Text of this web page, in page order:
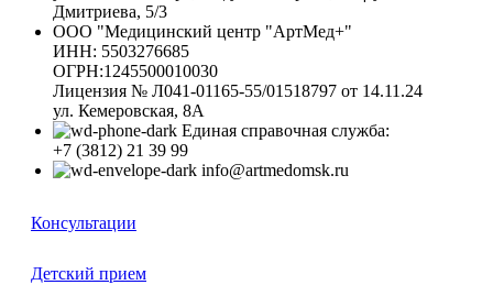
Дмитриева, 5/3
ООО "Медицинский центр "АртМед+"
ИНН: 5503276685
ОГРН:1245500010030
Лицензия № Л041-01165-55/01518797 от 14.11.24
ул. Кемеровская, 8А
Единая справочная служба:
+7 (3812) 21 39 99
info@artmedomsk.ru
Консультации
Детский прием